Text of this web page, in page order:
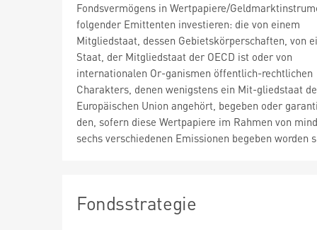
Fondsvermögens in Wertpapiere/
folgender Emittenten investieren: die von einem
Mitgliedstaat, dessen Gebietskörperschaften, von
Staat, der Mitgliedstaat der OECD ist oder von
internationalen Or-ganismen öffentlich-rechtlichen
Charakters, denen wenigstens ein Mit-gliedstaat
Europäischen Union angehört, begeben oder
den, sofern diese Wertpapiere im Rahmen von
sechs verschiedenen Emissionen begeben worden
Fondsstrategie